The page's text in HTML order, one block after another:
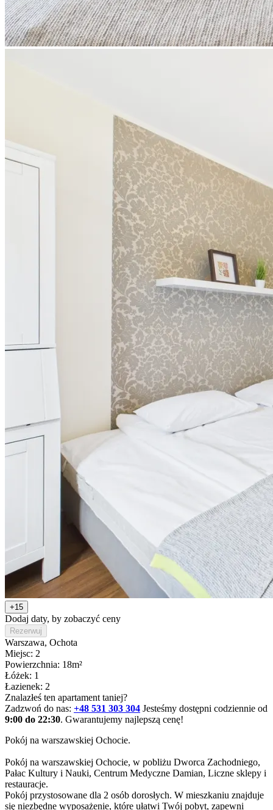
+15
Dodaj daty, by zobaczyć ceny
Rezerwuj
Warszawa, Ochota
Miejsc: 2
Powierzchnia: 18m²
Łóżek: 1
Łazienek: 2
Znalazłeś ten apartament taniej?
Zadzwoń do nas: +48 531 303 304 Jesteśmy dostępni codziennie od
9:00 do 22:30. Gwarantujemy najlepszą cenę!
Pokój na warszawskiej Ochocie.
Pokój na warszawskiej Ochocie, w pobliżu Dworca Zachodniego,
Pałac Kultury i Nauki, Centrum Medyczne Damian, Liczne sklepy i
restauracje.
Pokój przystosowane dla 2 osób dorosłych. W mieszkaniu znajduje
się niezbędne wyposażenie, które ułatwi Twój pobyt, zapewni